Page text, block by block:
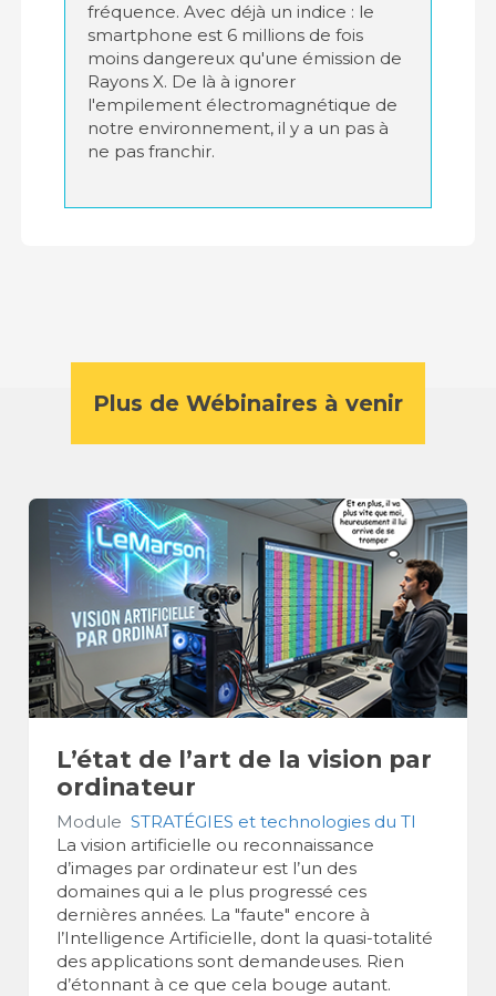
fréquence. Avec déjà un indice : le
smartphone est 6 millions de fois
moins dangereux qu'une émission de
Rayons X. De là à ignorer
l'empilement électromagnétique de
notre environnement, il y a un pas à
ne pas franchir.
Plus de Wébinaires à venir
L’état de l’art de la vision par
ordinateur
Module STRATÉGIES et technologies du TI
La vision artificielle ou reconnaissance
d’images par ordinateur est l’un des
domaines qui a le plus progressé ces
dernières années. La "faute" encore à
l’Intelligence Artificielle, dont la quasi-totalité
des applications sont demandeuses. Rien
d’étonnant à ce que cela bouge autant.